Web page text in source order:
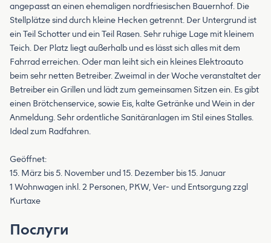
angepasst an einen ehemaligen nordfriesischen Bauernhof. Die
Stellplätze sind durch kleine Hecken getrennt. Der Untergrund ist
ein Teil Schotter und ein Teil Rasen. Sehr ruhige Lage mit kleinem
Teich. Der Platz liegt außerhalb und es lässt sich alles mit dem
Fahrrad erreichen. Oder man leiht sich ein kleines Elektroauto
beim sehr netten Betreiber. Zweimal in der Woche veranstaltet der
Betreiber ein Grillen und lädt zum gemeinsamen Sitzen ein. Es gibt
einen Brötchenservice, sowie Eis, kalte Getränke und Wein in der
Anmeldung. Sehr ordentliche Sanitäranlagen im Stil eines Stalles.
Ideal zum Radfahren.
Geöffnet:
15. März bis 5. November und 15. Dezember bis 15. Januar
1 Wohnwagen inkl. 2 Personen, PKW, Ver- und Entsorgung zzgl
Kurtaxe
Послуги